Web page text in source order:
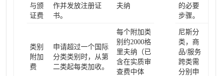
与颁
证费
作并发放注册证
书。
夫纳
的必要
步骤。
类别
附加
费
申请超过一个国际
分类类别时，从第
二类起每类加收。
每个附加类
别约2000格
里夫纳（已
含在实质审
查费中体
尼斯分
类，商
品/服务
跨类需
分别申